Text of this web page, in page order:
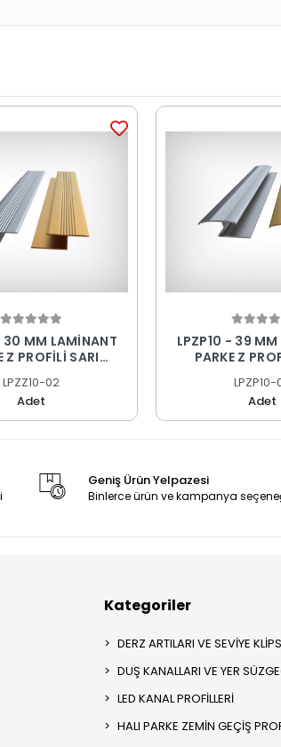
30 MM LAMİNANT
Z PROFİLİ SARI
LPZZ10-02
Adet
LPZP10 - 39
PARKE Z
Adet
Geniş Ürün Yelpazesi
Binlerce ürün ve kampanya
Kategoriler
DERZ ARTILARI VE SEVİYE
DUŞ KANALLARI VE YER
LED KANAL PROFİLLERİ
HALI PARKE ZEMİN GEÇİŞ